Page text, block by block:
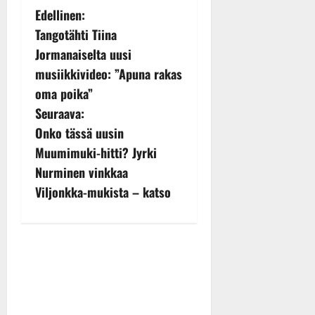
P
o
s
t
n
a
v
Edellinen:
Tangotähti Tiina
Jormanaiselta uusi
musiikkivideo: ”Apuna rakas
oma poika”
Seuraava:
Onko tässä uusin
Muumimuki-hitti? Jyrki
Nurminen vinkkaa
Viljonkka-mukista – katso